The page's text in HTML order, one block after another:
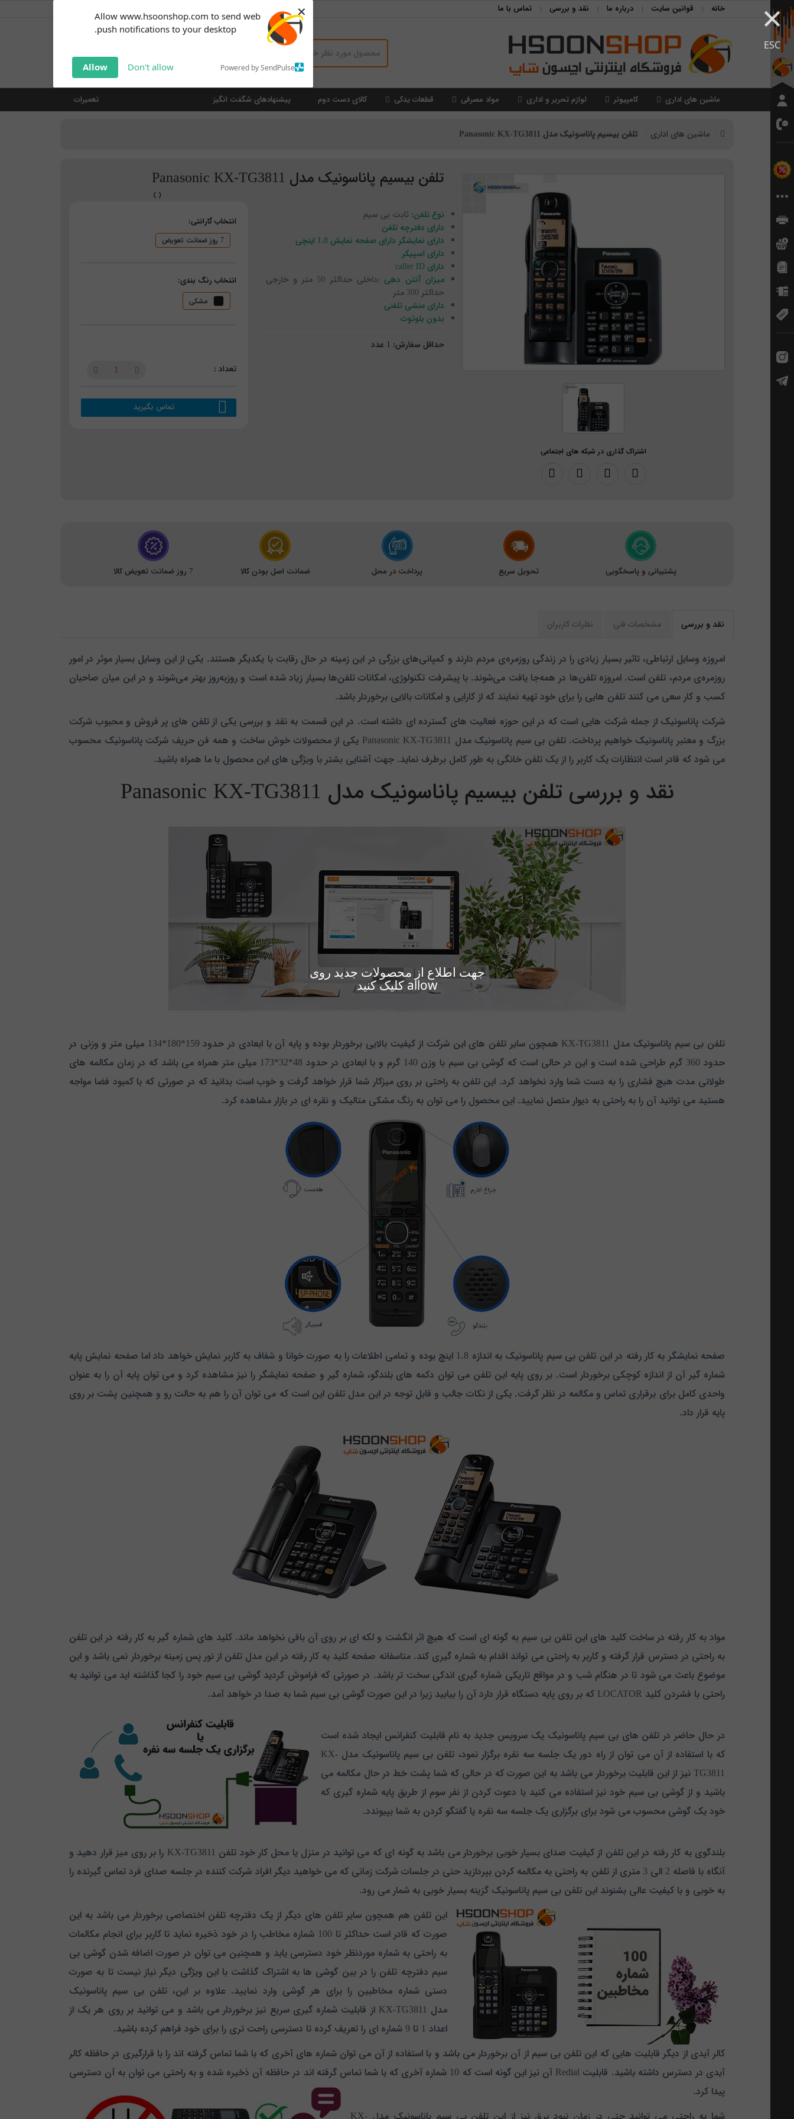
Allow www.hsoonshop.com to send web
push notifications to your desktop.
Powered by SendPulse
Don't allow
Allow
× ×
ESC
جهت اطلاع از محصولات جدید روی
allow کلیک کنید
notifications!
Click the bell icon to enable
خانه قوانین سایت درباره ما نقد و بررسی تماس با ما
ماشین های اداری کامپیوتر لوازم تحریر و اداری مواد مصرفی قطعات یدکی کالای دست دوم پیشنهادهای شگفت انگیز تعمیرات
ماشین های اداری تلفن بیسیم پاناسونیک مدل Panasonic KX-TG3811‎
اشتراک گذاری در شبکه های اجتماعی
تلفن بیسیم پاناسونیک مدل Panasonic KX-TG3811‎
نوع تلفن: ثابت بی سیم
دارای دفترچه تلفن
دارای نمایشگر دارای صفحه نمایش 1.8 اینچی
دارای اسپیکر
دارای caller ID
میزان آنتن دهی :
داخلی حداکثر 50 متر و خارجی
حداکثر 300 متر
دارای منشی تلفنی
بدون بلوتوث
حداقل سفارش: 1 عدد
انتخاب گارانتی:
7 روز ضمانت تعویض
انتخاب رنگ بندی:
مشکی
تماس بگیرید
پشتیبانی و پاسخگویی تحویل سریع پرداخت در محل ضمانت اصل بودن کالا 7 روز ضمانت تعویض کالا
نقد و بررسی مشخصات فنی نظرات کاربران
امروزه وسایل ارتباطی، تاثیر بسیار زیادی را در زندگی روزمره‌ی مردم دارند و کمپانی‌‌های بزرگی در این زمینه در حال رقابت با یکدیگر هستند. یکی از این ‏وسایل بسیار موثر در امور
روزمره‌ی مردم، تلفن است. امروزه تلفن‌ها در همه‌جا یافت می‌شوند. با پیشرفت ‏تکنولوژی، امکانات تلفن‌ها بسیار زیاد شده است و روز‌به‌روز بهتر می‌شوند و در این میان صاحبان
کسب و کار سعی می کنند تلفن هایی را برای خود تهیه نمایند که از کارایی و امکانات بالایی برخوردار باشد.
شرکت پاناسونیک از جمله شرکت هایی است که در این حوزه فعالیت های گسترده ای داشته است. در این قسمت به نقد و بررسی یکی از تلفن های پر فروش و محبوب شرکت
بزرگ و معتبر پاناسونیک خواهیم پرداخت. تلفن بی سیم پاناسونیک مدل Panasonic KX-TG3811‎ یکی از محصولات خوش ساخت و همه فن حریف شرکت پاناسونیک محسوب
می شود که قادر است انتظارات یک کاربر را از یک تلفن خانگی به طور کامل برطرف نماید. جهت آشنایی بشتر با ویژگی های این محصول با ما همراه باشید.
نقد و بررسی تلفن بیسیم پاناسونیک مدل Panasonic KX-TG3811‎
تلفن بی سیم پاناسونیک مدل KX-TG3811 همچون سایر تلفن های این شرکت از کیفیت بالایی برخوردار بوده و پایه آن با ابعادی در حدود 159*180*134 میلی متر و وزنی در
حدود 360 گرم طراحی شده است و این در حالی است که گوشی بی سیم با وزن 140 گرم و با ابعادی در حدود 48*32*173 میلی متر همراه می باشد که در زمان مکالمه های
طولانی مدت هیچ فشاری را به دست شما وارد نخواهد کرد. این تلفن به راحتی بر روی میزکار شما قرار خواهد گرفت و خوب است بدانید که در صورتی که با کمبود فضا مواجه
هستید می توانید آن را به راحتی به دیوار متصل نمایید. این محصول را می توان به رنگ مشکی متالیک و نقره ای در بازار مشاهده کرد.
صفحه نمایشگر به کار رفته در این تلفن بی سیم پاناسونیک به اندازه 1.8 اینچ بوده و تمامی اطلاعات را به صورت خوانا و شفاف به کاربر نمایش خواهد داد اما صفحه نمایش پایه
شماره گیر آن از اندازه کوچکی برخوردار است. بر روی پایه این تلفن می توان دکمه های بلندگو، شماره گیر و صفحه نمایشگر را نیز مشاهده کرد و می توان پایه آن را به عنوان
واحدی کامل برای برقراری تماس و مکالمه در نظر گرفت. یکی از نکات جالب و قابل توجه در این مدل تلفن این است که می توان آن را هم به حالت رو و همچنین پشت بر روی
پایه قرار داد.
مواد به کار رفته در ساخت کلید های این تلفن بی سیم به گونه ای است که هیچ اثر انگشت و لکه ای بر روی آن باقی نخواهد ماند. کلید های شماره گیر به کار رفته در این تلفن
به راحتی در دسترس قرار گرفته و کاربر به راحتی می تواند اقدام به شماره گیری کند. متاسفانه صفحه کلید به کار رفته در این مدل تلفن از نور پس زمینه برخوردار نمی باشد و این
موضوع باعث می شود تا در هنگام شب و در مواقع تاریکی شماره گیری اندکی سخت تر باشد. در صورتی که فراموش کردید گوشی بی سیم خود را کجا گذاشته اید می توانید به
راحتی با فشردن کلید LOCATOR که بر روی پایه دستگاه قرار دارد آن را بیابید زیرا در این صورت گوشی بی سیم شما به صدا در خواهد آمد.
در حال حاضر در تلفن های بی سیم پاناسونیک یک سرویس جدید به نام قابلیت کنفرانس ایجاد شده است
که با استفاده از آن می توان از راه دور یک جلسه سه نفره برگزار نمود، تلفن بی سیم پاناسونیک مدل KX-
TG3811 نیز از این قابلیت برخوردار می باشد به این صورت که در حالی که شما پشت خط در حال مکالمه می
باشید و از گوشی بی سیم خود نیز استفاده می کنید با دعوت کردن از نفر سوم از طریق پایه شماره گیری که
خود یک گوشی محسوب می شود برای برگزاری یک جلسه سه نفره یا گفتگو کردن به شما بپیوندد.
بلندگوی به کار رفته در این تلفن از کیفیت صدای بسیار خوبی برخوردار می باشد به گونه ای که می توانید در منزل یا محل کار خود تلفن KX-TG3811 را بر روی میز قرار دهید و
آنگاه با فاصله 2 الی 3 متری از تلفن به راحتی به مکالمه کردن بپردازید حتی در جلسات شرکت زمانی که می خواهید دیگر افراد شرکت کننده در جلسه صدای فرد تماس گیرنده را
به خوبی و با کیفیت عالی بشنوند این تلفن بی سیم پاناسونیک گزینه بسیار خوبی به شمار می رود.
این تلفن هم همچون سایر تلفن های دیگر از یک دفترچه تلفن اختصاصی برخوردار می باشد به این
صورت که قادر است حداکثر تا 100 شماره مخاطب را در خود ذخیره نماید تا کاربر برای انجام مکالمات
به راحتی به شماره موردنظر خود دسترسی یابد و همچنین می توان در صورت اضافه شدن گوشی بی
سیم دفترچه تلفن را در بین گوشی ها به اشتراک گذاشت با این ویژگی دیگر نیاز نیست تا به صورت
دستی شماره مخاطبین را برای هر گوشی وارد نمایید. علاوه بر این، تلفن بی سیم پاناسونیک
مدل KX-TG3811 از قابلیت شماره گیری سریع نیز برخوردار می باشد و می توانید بر روی هر یک از
اعداد 1 تا 9 شماره ای را تعریف کرده تا دسترسی راحت تری را برای خود فراهم کرده باشید.
کالر آیدی از دیگر قابلیت هایی که این تلفن بی سیم از آن برخوردار می باشد و با استفاده از آن می توان شماره های آخری که با شما تماس گرفته اند را با قرارگیری در حافظه کالر
آیدی در دسترس داشته باشید. قابلیت Redial آن نیز این گونه است که 10 شماره آخری که با شما تماس گرفته اند در حافظه آن ذخیره شده و به راحتی می توان به آن دسترسی
پیدا کرد.